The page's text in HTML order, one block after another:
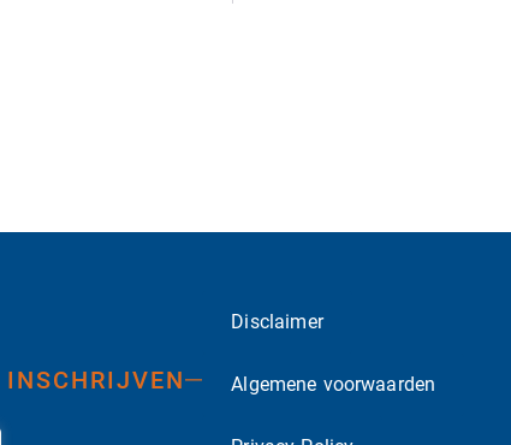
INSCHRIJVEN
Disclaimer
Algemene voorwaarden